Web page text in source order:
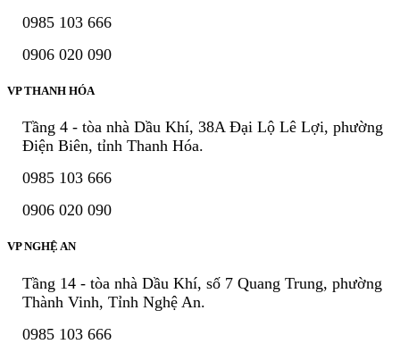
0985 103 666
0906 020 090
VP THANH HÓA
Tầng 4 - tòa nhà Dầu Khí, 38A Đại Lộ Lê Lợi, phường
Điện Biên, tỉnh Thanh Hóa.
0985 103 666
0906 020 090
VP NGHỆ AN
Tầng 14 - tòa nhà Dầu Khí, số 7 Quang Trung, phường
Thành Vinh, Tỉnh Nghệ An.
0985 103 666